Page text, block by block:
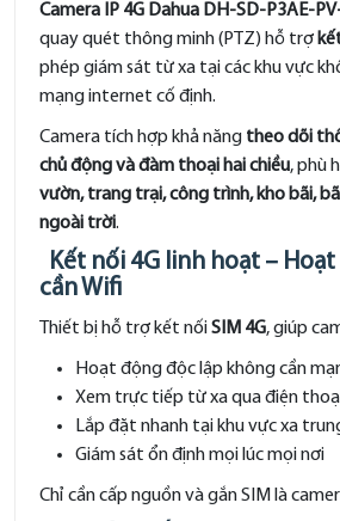
Camera IP 4G Dahua DH-SD-P3AE-
quay quét thông minh (PTZ) hỗ trợ
phép giám sát từ xa tại các khu vực
mạng internet cố định.
Camera tích hợp khả năng theo dõi
chủ động và đàm thoại hai chiều, phù
vườn, trang trại, công trình, kho bãi,
ngoài trời.
Kết nối 4G linh hoạt –
cần Wifi
Thiết bị hỗ trợ kết nốiSIM 4G, giúp
Hoạt động độc lập không cần
Xem trực tiếp từ xa qua điện
Lắp đặt nhanh tại khu vực xa
Giám sát ổn định mọi lúc mọi nơi
Chỉ cần cấp nguồn và gắn SIM là